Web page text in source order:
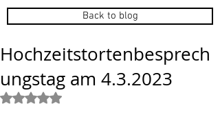
Back to blog
Hochzeitstortenbesprech
ungstag am 4.3.2023
Mit NaN von 5 Sternen bewertet.